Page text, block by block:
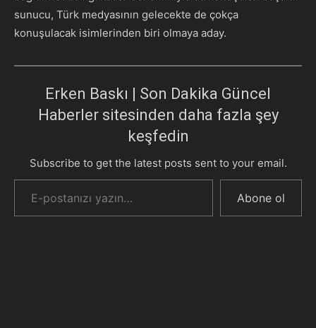
sunucu, Türk medyasının gelecekte de çokça
konuşulacak isimlerinden biri olmaya aday.
Erken Baskı | Son Dakika Güncel
Haberler sitesinden daha fazla şey
keşfedin
Subscribe to get the latest posts sent to your email.
E-postanızı yazın…
Abone ol